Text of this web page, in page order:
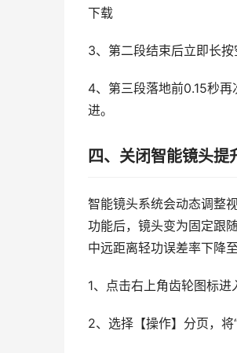
下载
3、第二段结束后立即长
4、第三段落地前0.15秒
进。
四、关闭智能镜头提
智能镜头系统会动态调整
功能后，镜头变为固定跟
中远距离轻功误差率下降至
1、点击右上角齿轮图标进
2、选择【操作】分页，将